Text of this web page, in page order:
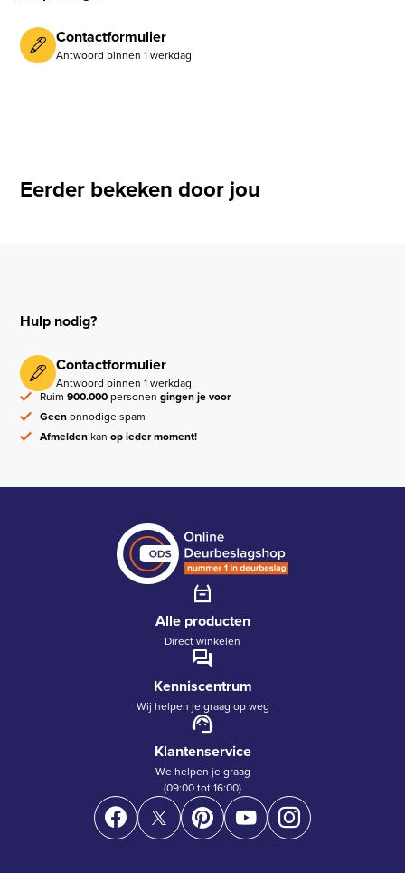
Contactformulier
Antwoord binnen 1 werkdag
Eerder bekeken door jou
Hulp nodig?
Contactformulier
Antwoord binnen 1 werkdag
Ruim900.000personengingen je voor
Geenonnodige spam
Afmeldenkanop ieder moment!
Alle producten
Direct winkelen
Kenniscentrum
Wij helpen je graag op weg
Klantenservice
We helpen je graag
(09:00 tot 16:00)